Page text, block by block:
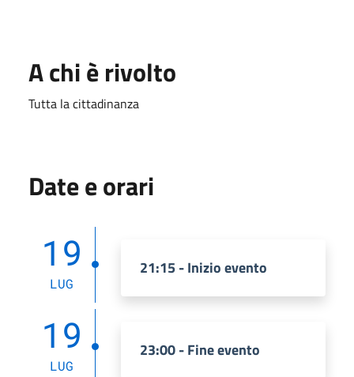
A chi è rivolto
Tutta la cittadinanza
Date e orari
19
LUG
21:15 - Inizio evento
19
LUG
23:00 - Fine evento